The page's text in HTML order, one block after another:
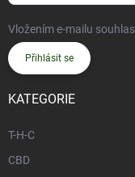
Vložením e-mailu
Přihlásit se
KATEGORIE
T-H-C
CBD